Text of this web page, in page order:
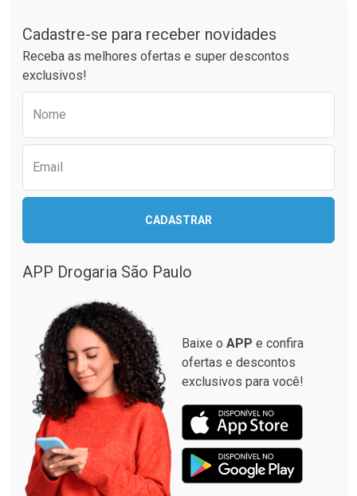
Ver Desconto Convênio
Cadastre-se para receber novidades
Receba as melhores ofertas e super descontos
exclusivos!
Nome
Email
CADASTRAR
APP Drogaria São Paulo
Baixe o APP e confira
ofertas e descontos
exclusivos para você!